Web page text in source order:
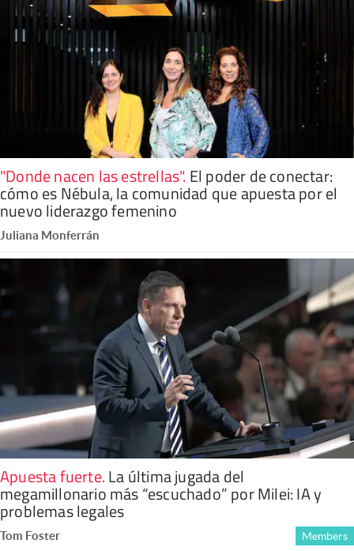
"Donde nacen las estrellas". El poder de conectar:
cómo es Nébula, la comunidad que apuesta por el
nuevo liderazgo femenino
Juliana Monferrán
Apuesta fuerte.La última jugada del
megamillonario más “escuchado” por Milei: IA y
problemas legales
Tom Foster Members